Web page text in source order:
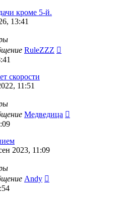
кроме 5-й.
13:41
RuleZZZ
скорости
11:51
Медведица
2023, 11:09
Andy